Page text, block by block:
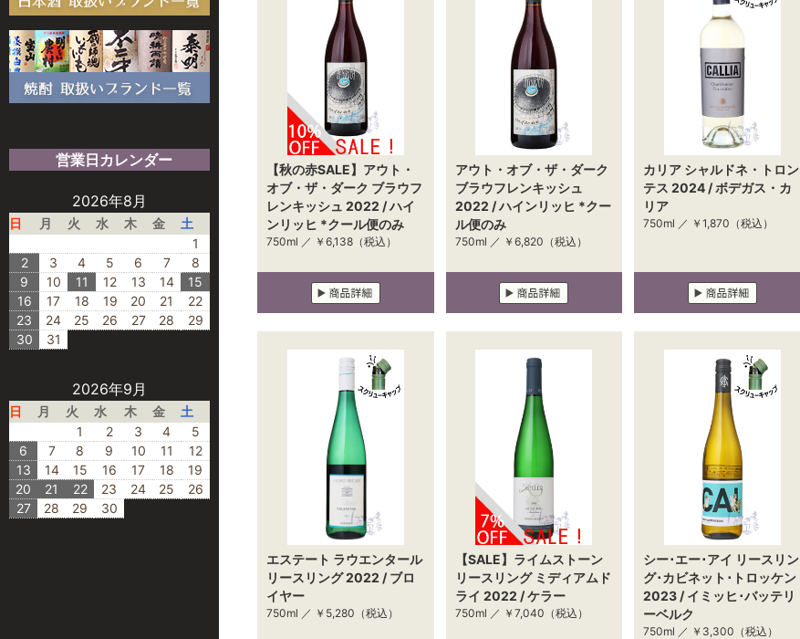
営業日カレンダー
2026年8月
日 月 火 水 木 金
土
1
2
3 4 5 6 7
8
9
10 11 12 13 14
15
16
17 18 19 20 21
22
23
24 25 26 27 28
29
30
31
2026年9月
日 月 火 水 木 金
土
1
2 3 4
5
6
7 8 9 10 11
12
13
14 15 16 17 18
19
20
21 22 23 24 25
26
27
28 29 30
【秋の赤SALE】アウト・
オブ・ザ・ダーク ブラウフ
レンキッシュ 2022 / ハイ
ンリッヒ *クール便のみ
750ml ／ ￥6,138 （税込）
アウト・オブ・ザ・ダーク
ブラウフレンキッシュ
2022 / ハインリッヒ *クー
ル便のみ
750ml ／ ￥6,820 （税込）
カリア シャルドネ・トロン
テス 2024 / ボデガス・カ
リア
750ml ／ ￥1,870 （税込）
エステート ラウエンタール
リースリング 2022 / ブロ
イヤー
750ml ／ ￥5,280 （税込）
【SALE】ライムストーン
リースリング ミディアムド
ライ 2022 / ケラー
750ml ／ ￥7,040 （税込）
シー･エー･アイ リースリン
グ･カビネット･トロッケン
2023 / イミッヒ･バッテリ
ーベルク
750ml ／ ￥3,300 （税込）